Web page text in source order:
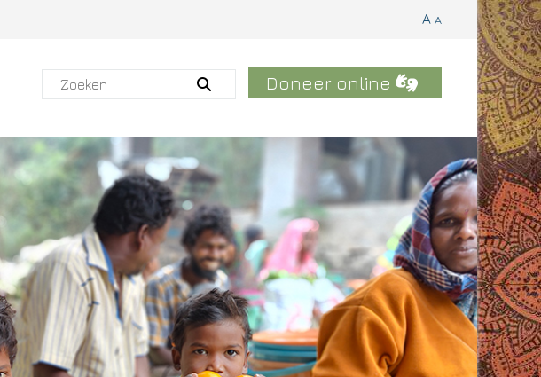
A A
Doneer online